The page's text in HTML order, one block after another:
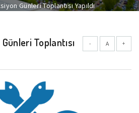
Günleri Toplantısı Yapıldı
- A +
Toplantısı